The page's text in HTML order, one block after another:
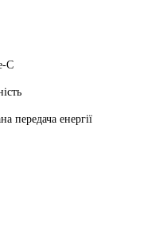
C
передача енергії